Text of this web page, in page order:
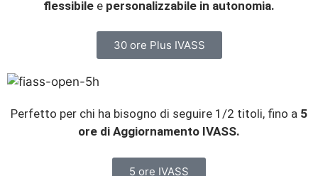
flessibile e personalizzabile in autonomia.
30 ore Plus IVASS
Perfetto per chi ha bisogno di seguire 1/2 titoli, fino a 5
ore di Aggiornamento IVASS.
5 ore IVASS